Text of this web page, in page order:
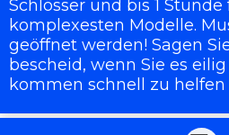
Schlösser und bis 1 Stunde
komplexesten Modelle.
geöffnet werden! Sagen
bescheid, wenn Sie es
kommen schnell zu helfen